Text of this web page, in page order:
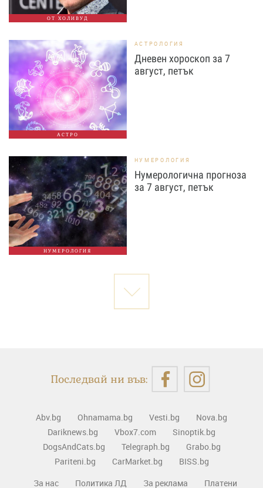
ОТ ХОЛИВУД
АСТРО
АСТРОЛОГИЯ
Дневен хороскоп за 7
август, петък
НУМЕРОЛОГИЯ
НУМЕРОЛОГИЯ
Нумерологична прогноза
за 7 август, петък
Последвай ни във:
Abv.bg Ohnamama.bg Vesti.bg
Nova.bg
Dariknews.bg
Vbox7.com
Sinoptik.bg
DogsAndCats.bg
Telegraph.bg
Grabo.bg
Pariteni.bg
CarMarket.bg
BISS.bg
За нас
Политика ЛД За реклама Платени